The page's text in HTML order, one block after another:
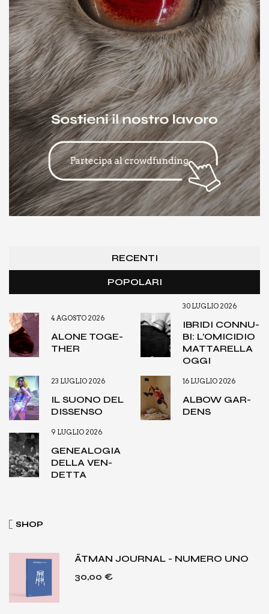
RECENTI
POPOLARI
4 AGOSTO 2026
ALO­NE TOGE­
THER
30 LUGLIO 2026
IBRI­DI CON­NU­
BI: L’O­MI­CI­DIO
MAT­TA­REL­LA
OGGI
23 LUGLIO 2026
IL SUO­NO DEL
DIS­SEN­SO
16 LUGLIO 2026
ALBOW GAR­
DENS
9 LUGLIO 2026
GENEA­LO­GIA
DEL­LA VEN­
DET­TA
SHOP
ĀTMAN JOURNAL - NUMERO UNO
30,00 €